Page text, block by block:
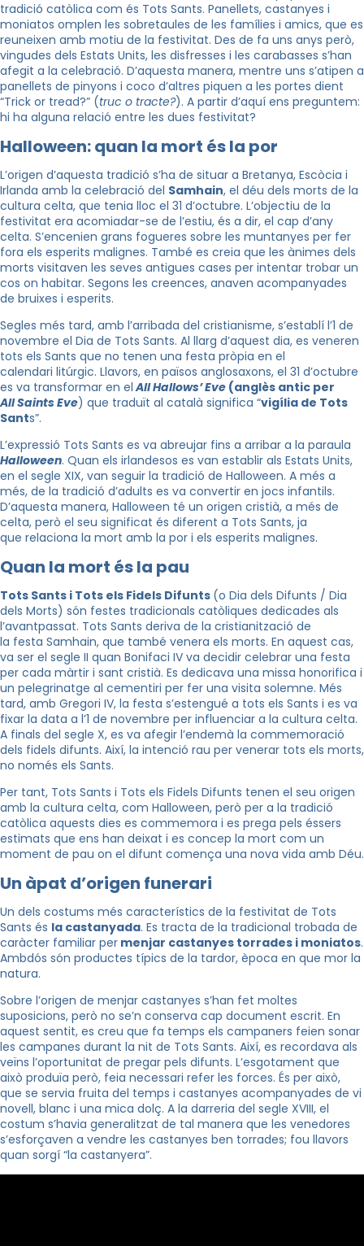
tradició catòlica com és Tots Sants. Panellets, castanyes i
moniatos omplen les sobretaules de les famílies i amics, que es
reuneixen amb motiu de la festivitat. Des de fa uns anys però,
vingudes dels Estats Units, les disfresses i les carabasses s’han
afegit a la celebració. D’aquesta manera, mentre uns s’atipen a
panellets de pinyons i coco d’altres piquen a les portes dient
“Trick or tread?” (truc o tracte?). A partir d’aquí ens preguntem:
hi ha alguna relació entre les dues festivitat?
Halloween: quan la mort és la por
L’origen d’aquesta tradició s’ha de situar a Bretanya, Escòcia i
Irlanda amb la celebració del Samhain, el déu dels morts de la
cultura celta, que tenia lloc el 31 d’octubre. L’objectiu de la
festivitat era acomiadar-se de l’estiu, és a dir, el cap d’any
celta. S’encenien grans fogueres sobre les muntanyes per fer
fora els esperits malignes. També es creia que les ànimes dels
morts visitaven les seves antigues cases per intentar trobar un
cos on habitar. Segons les creences, anaven acompanyades
de bruixes i esperits.
Segles més tard, amb l’arribada del cristianisme, s’establí l’1 de
novembre el Dia de Tots Sants. Al llarg d’aquest dia, es veneren
tots els Sants que no tenen una festa pròpia en el
calendari litúrgic. Llavors, en països anglosaxons, el 31 d’octubre
es va transformar en elAllHallows’Eve (anglès antic per
AllSaintsEve) que traduït al català significa “vigília de Tots
Sants”.
L’expressió Tots Sants es va abreujar fins a arribar a la paraula
Halloween. Quan els irlandesos es van establir als Estats Units,
en el segle XIX, van seguir la tradició de Halloween. A més a
més, de la tradició d’adults es va convertir en jocs infantils.
D’aquesta manera, Halloween té un origen cristià, a més de
celta, però el seu significat és diferent a Tots Sants, ja
que relaciona la mort amb la por i els esperits malignes.
Quan la mort és la pau
Tots Sants i Tots els Fidels Difunts (o Dia dels Difunts / Dia
dels Morts) són festes tradicionals catòliques dedicades als
l’avantpassat. Tots Sants deriva de la cristianització de
la festa Samhain, que també venera els morts. En aquest cas,
va ser el segle II quan Bonifaci IV va decidir celebrar una festa
per cada màrtir i sant cristià. Es dedicava una missa honorifica i
un pelegrinatge al cementiri per fer una visita solemne. Més
tard, amb Gregori IV, la festa s’estengué a tots els Sants i es va
fixar la data a l’1 de novembre per influenciar a la cultura celta.
A finals del segle X, es va afegir l’endemà la commemoració
dels fidels difunts. Així, la intenció rau per venerar tots els morts,
no només els Sants.
Per tant, Tots Sants i Tots els Fidels Difunts tenen el seu origen
amb la cultura celta, com Halloween, però per a la tradició
catòlica aquests dies es commemora i es prega pels éssers
estimats que ens han deixat i es concep la mort com un
moment de pau on el difunt comença una nova vida amb Déu.
Un àpat d’origen funerari
Un dels costums més característics de la festivitat de Tots
Sants és la castanyada. Es tracta de la tradicional trobada de
caràcter familiar per menjar castanyes torrades i moniatos.
Ambdós són productes típics de la tardor, època en que mor la
natura.
Sobre l’origen de menjar castanyes s’han fet moltes
suposicions, però no se’n conserva cap document escrit. En
aquest sentit, es creu que fa temps els campaners feien sonar
les campanes durant la nit de Tots Sants. Així, es recordava als
veïns l’oportunitat de pregar pels difunts. L’esgotament que
això produïa però, feia necessari refer les forces. És per això,
que se servia fruita del temps i castanyes acompanyades de vi
novell, blanc i una mica dolç. A la darreria del segle XVIII, el
costum s’havia generalitzat de tal manera que les venedores
s’esforçaven a vendre les castanyes ben torrades; fou llavors
quan sorgí “la castanyera”.